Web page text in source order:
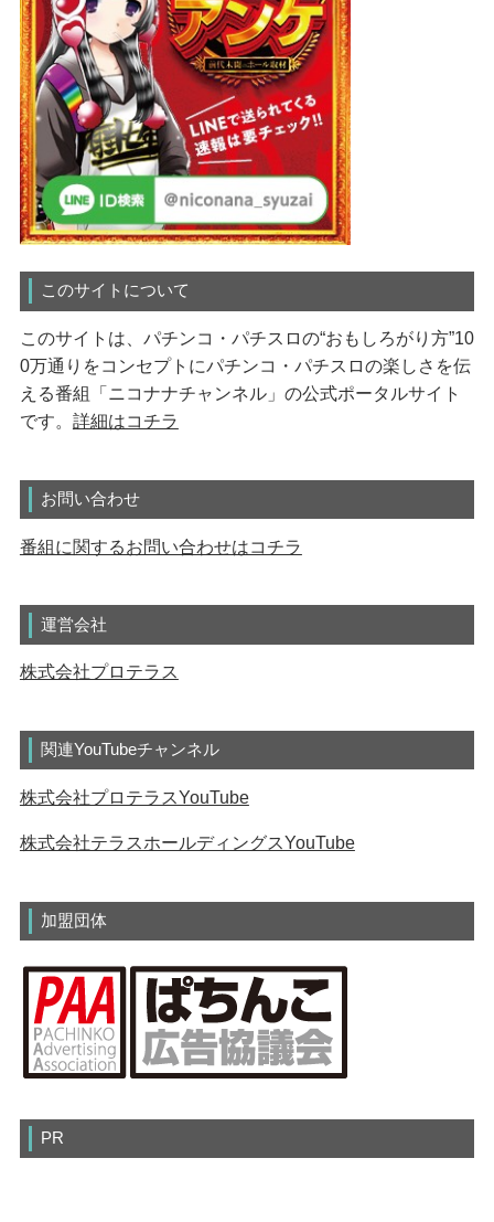
このサイトについて
このサイトは、パチンコ・パチスロの“おもしろがり方”10
0万通りをコンセプトにパチンコ・パチスロの楽しさを伝
える番組「ニコナナチャンネル」の公式ポータルサイト
です。 詳細はコチラ
お問い合わせ
番組に関するお問い合わせはコチラ
運営会社
株式会社プロテラス
関連YouTubeチャンネル
株式会社プロテラスYouTube
株式会社テラスホールディングスYouTube
加盟団体
PR